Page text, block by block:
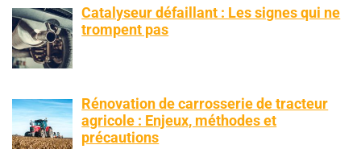
Catalyseur défaillant : Les signes qui ne
trompent pas
Rénovation de carrosserie de tracteur
agricole : Enjeux, méthodes et
précautions